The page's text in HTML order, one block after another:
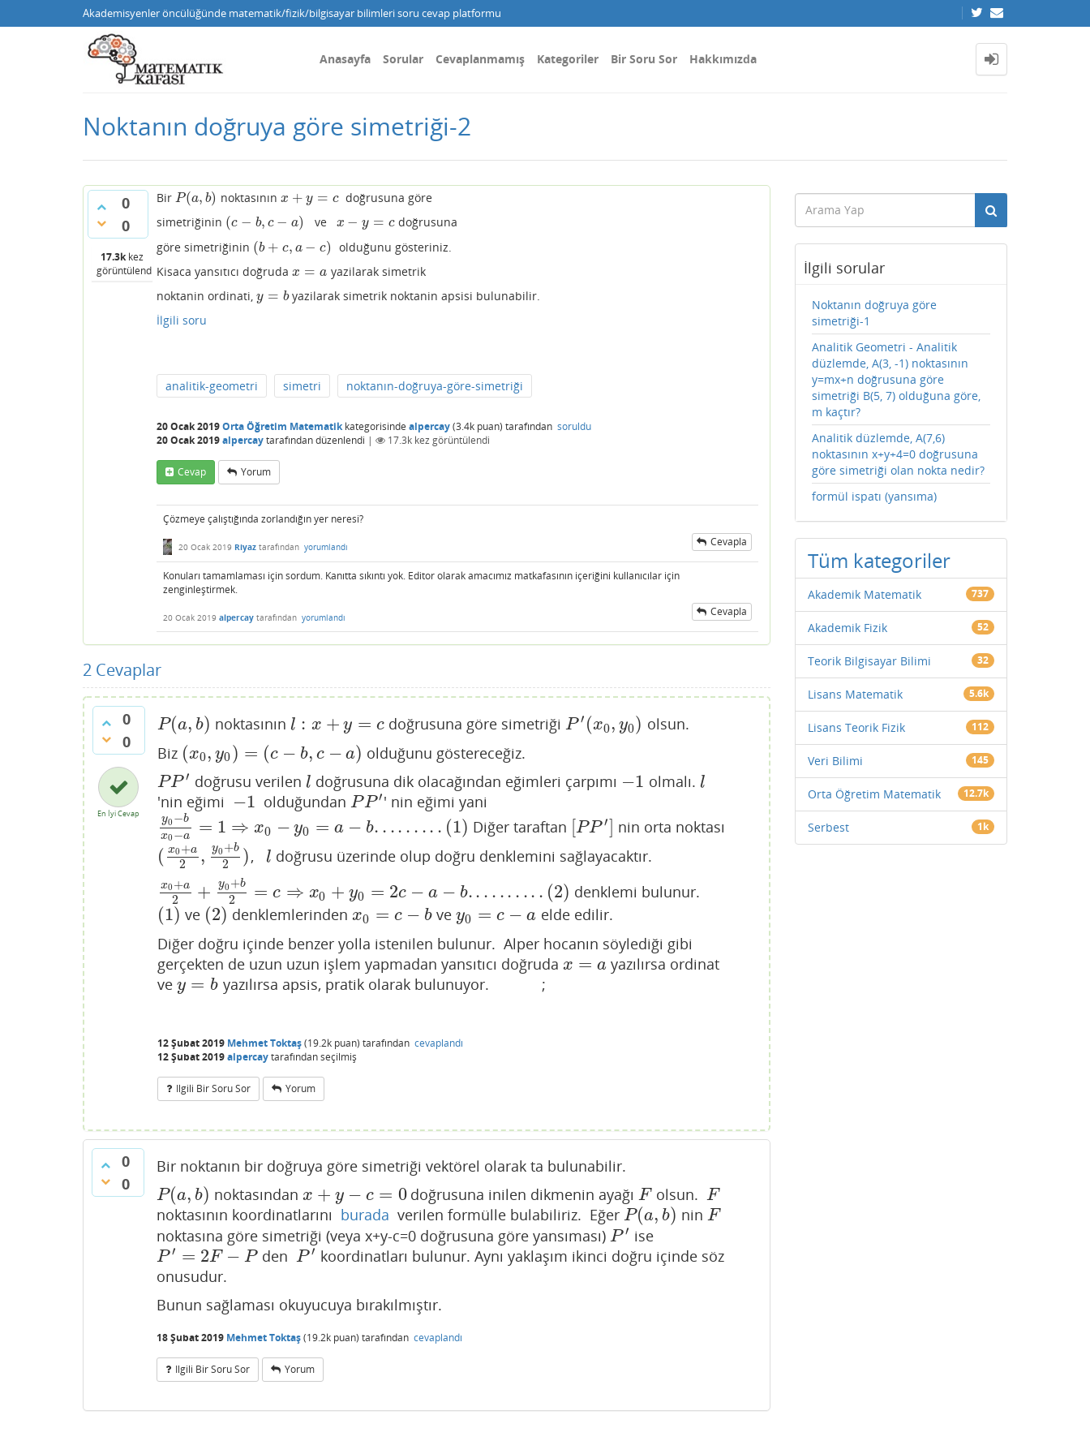
Akademisyenler öncülüğünde matematik/fizik/bilgisayar bilimleri soru cevap platformu
Anasayfa Sorular Cevaplanmamış Kategoriler Bir Soru Sor Hakkımızda
Noktanın doğruya göre simetriği-2
0
0
17.3kkez
görüntülendi
Bir P(a, b)
P(a,b) noktasının x + y = c
x+ y= c
doğrusuna göre
simetriğinin (c − b, c − a)
(c− b, c−a) ve x − y = c
x−y= c
doğrusuna
göre simetriğinin (b + c, a − c)
(b+c, a−c)
olduğunu gösteriniz.
Kisaca yansıtıcı doğruda x = a
x= a
yazilarak simetrik
noktanin ordinati, y = b
y= b
yazilarak simetrik noktanin apsisi bulunabilir.
İlgili soru
analitik-geometri simetri noktanın-doğruya-göre-simetriği
20 Ocak 2019Orta Öğretim Matematikkategorisinde alpercay(3.4k puan) tarafından soruldu
20 Ocak 2019alpercaytarafındandüzenlendi | 17.3k kez görüntülendi
Cevap Yorum
Çözmeye çalıştığında zorlandığın yer neresi?
20 Ocak 2019 Riyaz tarafından yorumlandı Cevapla
Konuları tamamlaması için sordum. Kanıtta sıkıntı yok. Editor olarak amacımız matkafasının içeriğini kullanıcılar için
zenginleştirmek.
20 Ocak 2019 alpercay tarafından yorumlandı Cevapla
2 Cevaplar
0
0
En İyi Cevap
P(a, b)
P(a,b) noktasınınl : x + y = c
l: x +y =c doğrusuna göre simetriğiP ′ (x0, y0)
P′(x0,y0 )
olsun.
Biz (x0, y0) = (c − b, c − a)
(x0,y 0)=(c −b c− a) olduğunu göstereceğiz.
PP ′
PP′ doğrusu verilenl
l doğrusuna dik olacağından eğimleri çarpımı −1
−1 olmalı. l
l
'nin eğimi −1
−1 olduğundanPP ′
PP′ ' nin eğimi yani
y0 −b
x0 −a = 1 ⇒ x0 − y0 = a − b. . .. . . .. . (1)
y0−bx 0− a= 1⇒ x0− y0=a− b.. ... ...( 1) Diğer taraftan PP ′
PP′] nin orta noktası
( x0 +a
2 , y0 +b
2 )
(x0+a2, y0+b2), l
l doğrusu üzerinde olup doğru denklemini sağlayacaktır.
x0 +a
2 + y0 +b
2 = c ⇒ x0 + y0 = 2c − a − b.. . . .. . .. . (2)
x0+a2 +y 0+b2= c⇒x 0+y 0=2 c− a−b .... ..... (2) denklemi bulunur.
(1)
(1) ve (2)
(2) denklemlerindenx0 = c − b
x0= c− b vey0 = c − a
y0 =c− a
elde edilir.
Diğer doğru içinde benzer yolla istenilen bulunur. Alper hocanın söylediği gibi
gerçekten de uzun uzun işlem yapmadan yansıtıcı doğruda x = a
x= a
yazılırsa ordinat
ve y = b
y=b yazılırsa apsis, pratik olarak bulunuyor. ;
12 Şubat 2019 Mehmet Toktaş(19.2k puan) tarafından cevaplandı
12 Şubat 2019alpercaytarafındanseçilmiş
Ilgili Bir Soru Sor Yorum
0
0
Bir noktanın bir doğruya göre simetriği vektörel olarak ta bulunabilir.
P(a, b)
P(a,b) noktasındanx + y − c = 0
x+y− c= 0 doğrusuna inilen dikmenin ayağıF
F olsun. F
F
noktasının koordinatlarını burada verilen formülle bulabiliriz. Eğer P(a, b)
P(a,b) ninF
F
noktasına göre simetriği (veya x+y-c=0 doğrusuna göre yansıması) P ′
P′ ise
P ′ = 2F − P
P′= 2F− P denP ′
P′
koordinatları bulunur. Aynı yaklaşım ikinci doğru içinde söz
onusudur.
Bunun sağlaması okuyucuya bırakılmıştır.
18 Şubat 2019 Mehmet Toktaş(19.2k puan) tarafından cevaplandı
Ilgili Bir Soru Sor Yorum
İlgili sorular
Noktanın doğruya göre
simetriği-1
Analitik Geometri - Analitik
düzlemde, A(3, -1) noktasının
y=mx+n doğrusuna göre
simetriği B(5, 7) olduğuna göre,
m kaçtır?
Analitik düzlemde, A(7,6)
noktasının x+y+4=0 doğrusuna
göre simetriği olan nokta nedir?
formül ispatı (yansıma)
Tüm kategoriler
Akademik Matematik 737
Akademik Fizik 52
Teorik Bilgisayar Bilimi 32
Lisans Matematik 5.6k
Lisans Teorik Fizik 112
Veri Bilimi 145
Orta Öğretim Matematik 12.7k
Serbest 1k